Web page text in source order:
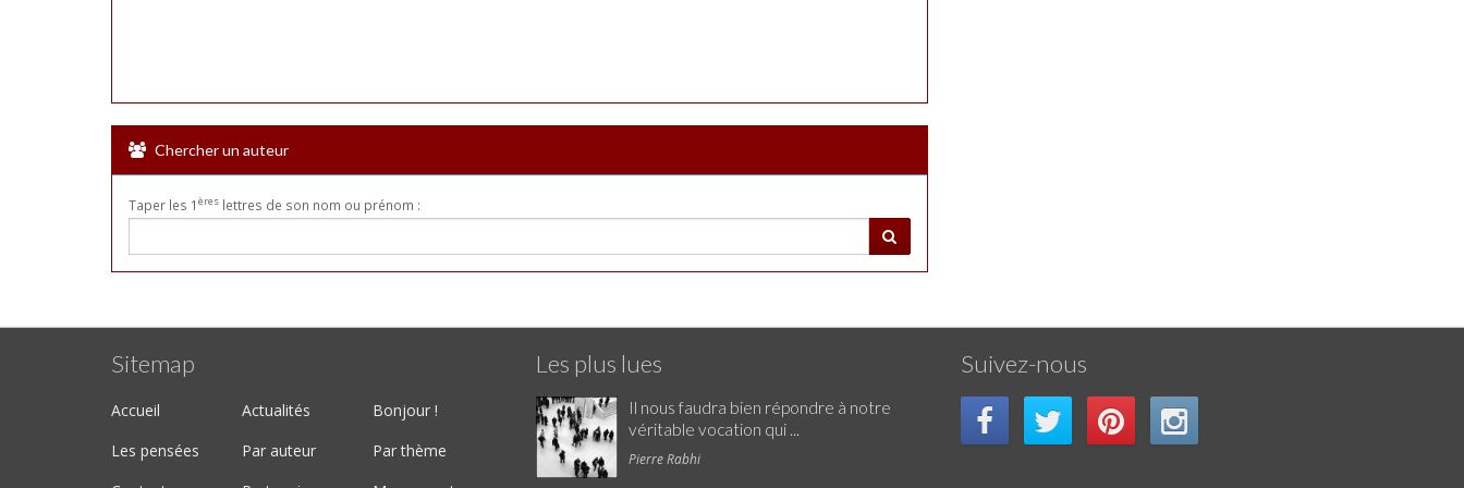
Chercher un auteur
Taper les 1 ères lettres de son nom ou prénom :
Sitemap
Accueil Actualités
Bonjour !
Les pensées
Par auteur
Par thème
Les plus lues
Il nous faudra bien répondre à notre
véritable vocation qui ...
Pierre Rabhi
Suivez-nous